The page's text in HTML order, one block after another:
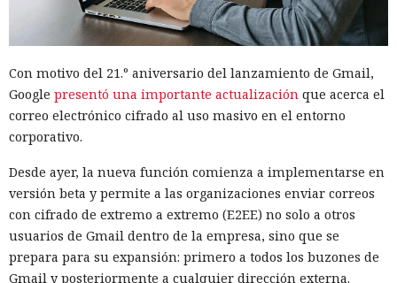
Con motivo del 21.º aniversario del lanzamiento de Gmail,
Google presentó una importante actualización que acerca el
correo electrónico cifrado al uso masivo en el entorno
corporativo.
Desde ayer, la nueva función comienza a implementarse en
versión beta y permite a las organizaciones enviar correos
con cifrado de extremo a extremo (E2EE) no solo a otros
usuarios de Gmail dentro de la empresa, sino que se
prepara para su expansión: primero a todos los buzones de
Gmail y posteriormente a cualquier dirección externa.